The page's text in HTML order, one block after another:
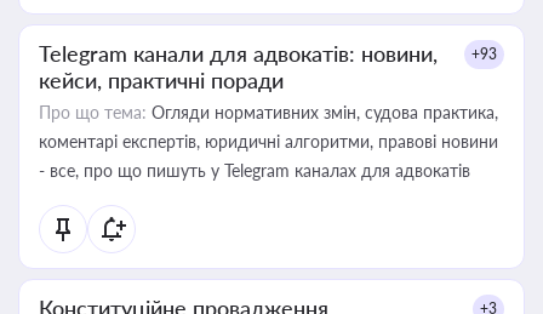
Telegram канали для адвокатів: новини,
кейси, практичні поради
+93
Про що тема: Огляди нормативних змін, судова практика,
коментарі експертів, юридичні алгоритми, правові новини
- все, про що пишуть у Telegram каналах для адвокатів
Конституційне провадження +3